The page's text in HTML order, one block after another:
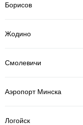
Борисов
Жодино
Смолевичи
Аэропорт Минска
Логойск